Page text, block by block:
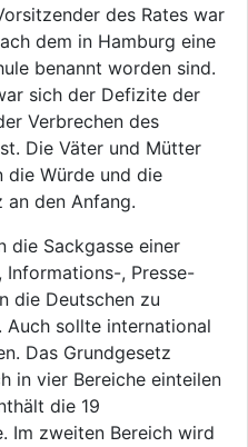
des Rates war
dem in Hamburg eine
benannt worden sind.
sich der Defizite der
Verbrechen des
Die Väter und Mütter
die Würde und die
an den Anfang.
die Sackgasse einer
Informations-, Presse-
die Deutschen zu
Auch sollte international
Das Grundgesetz
in vier Bereiche einteilen
die 19
Im zweiten Bereich wird